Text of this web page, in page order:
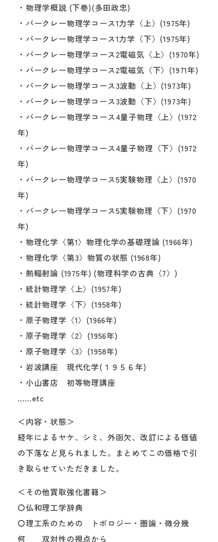
・物理学概説 (下巻)(多田政忠)
・バークレー物理学コース1力学〈上〉(1975年)
・バークレー物理学コース1力学〈下〉(1975年)
・バークレー物理学コース2電磁気〈上〉(1970年)
・バークレー物理学コース2電磁気〈下〉(1971年)
・バークレー物理学コース3波動〈上〉(1973年)
・バークレー物理学コース3波動〈下〉(1973年)
・バークレー物理学コース4量子物理〈上〉(1972
年)
・バークレー物理学コース4量子物理〈下〉(1972
年)
・バークレー物理学コース5実験物理〈上〉(1970
年)
・バークレー物理学コース5実験物理〈下〉(1970
年)
・物理化学〈第1〉物理化学の基礎理論 (1966年)
・物理化学〈第3〉物質の状態 (1968年)
・熱輻射論 (1975年) (物理科学の古典〈7〉)
・統計物理学〈上〉(1957年)
・統計物理学〈下〉(1958年)
・原子物理学〈1〉(1966年)
・原子物理学〈2〉(1956年)
・原子物理学〈3〉(1958年)
・岩波講座 現代化学(１９５６年)
・小山書店 初等物理講座
……etc
＜内容・状態＞
経年によるヤケ、シミ、外函欠、改訂による価値
の下落など見られました。まとめてこの価格で引
き取らせていただきました。
＜その他買取強化書籍＞
〇仏和理工学辞典
〇理工系のための トポロジー・圏論・微分幾
何 双対性の視点から